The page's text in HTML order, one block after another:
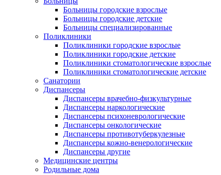
Больницы городские взрослые
Больницы городские детские
Больницы специализированные
Поликлиники
Поликлиники городские взрослые
Поликлиники городские детские
Поликлиники стоматологические взрослые
Поликлиники стоматологические детские
Санатории
Диспансеры
Диспансеры врачебно-физкультурные
Диспансеры наркологические
Диспансеры психоневрологические
Диспансеры онкологические
Диспансеры противотуберкулезные
Диспансеры кожно-венерологические
Диспансеры другие
Медицинские центры
Родильные дома